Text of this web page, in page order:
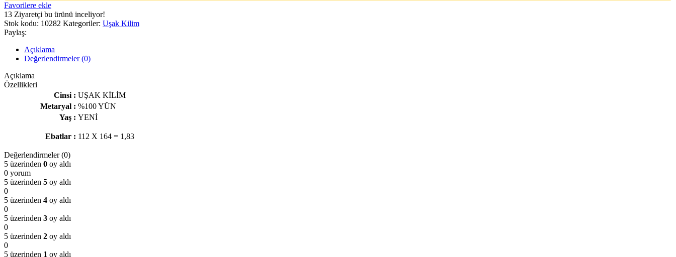
Favorilere ekle
13 Ziyaretçi bu ürünü inceliyor!
Stok kodu: 10282 Kategoriler: Uşak Kilim
Paylaş:
Açıklama
Değerlendirmeler (0)
Açıklama
Özellikleri
Cinsi : UŞAK KİLİM
Metaryal : %100 YÜN
Yaş : YENİ
Ebatlar : 112 X 164 = 1,83
Değerlendirmeler (0)
5 üzerinden 0 oy aldı
0 yorum
5 üzerinden 5 oy aldı
0
5 üzerinden 4 oy aldı
0
5 üzerinden 3 oy aldı
0
5 üzerinden 2 oy aldı
0
5 üzerinden 1 oy aldı